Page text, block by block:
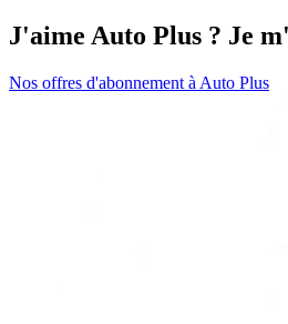
J'aime Auto Plus ? Je
Nos offres d'abonnement à Auto Plus